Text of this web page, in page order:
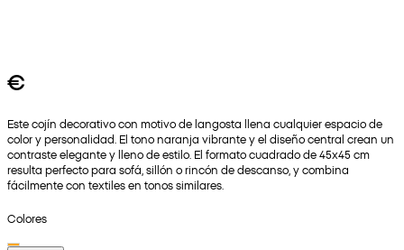
€
Este cojín decorativo con motivo de langosta llena cualquier espacio de
color y personalidad. El tono naranja vibrante y el diseño central crean un
contraste elegante y lleno de estilo. El formato cuadrado de 45x45 cm
resulta perfecto para sofá, sillón o rincón de descanso, y combina
fácilmente con textiles en tonos similares.
Colores